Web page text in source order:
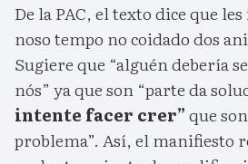
De la PAC, el texto dice que
noso tempo no coidado dos
Sugiere que “alguén debería
nós” ya que son “parte da
intente facer crer”que
problema”. Así, el manifiesto